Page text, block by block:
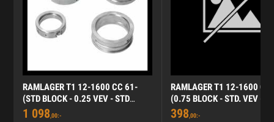
RAMLAGER T1 12-1600 CC 61-
(STD BLOCK - 0.25 VEV - STD
AXIAL)
1 098,00:-
RAMLAGER T1 12-1600
(0.75 BLOCK - STD. VEV -
AXIAL)
398,00:-